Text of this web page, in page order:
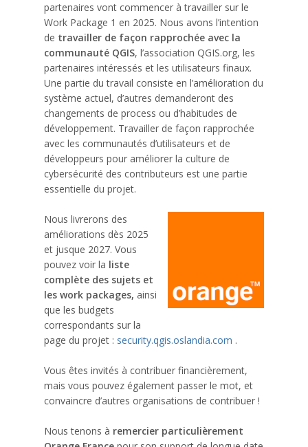
partenaires vont commencer à travailler sur le
Work Package 1 en 2025. Nous avons l’intention
de travailler de façon rapprochée avec la
communauté QGIS, l’association QGIS.org, les
partenaires intéressés et les utilisateurs finaux.
Une partie du travail consiste en l’amélioration du
système actuel, d’autres demanderont des
changements de process ou d’habitudes de
développement. Travailler de façon rapprochée
avec les communautés d’utilisateurs et de
développeurs pour améliorer la culture de
cybersécurité des contributeurs est une partie
essentielle du projet.
Nous livrerons des
améliorations dès 2025
et jusque 2027. Vous
pouvez voir la liste
complète des sujets et
les work packages, ainsi
que les budgets
correspondants sur la
page du projet : security.qgis.oslandia.com .
Vous êtes invités à contribuer financièrement,
mais vous pouvez également passer le mot, et
convaincre d’autres organisations de contribuer !
Nous tenons à remercier particulièrement